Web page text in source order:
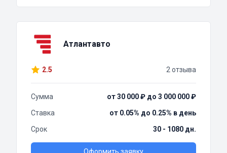
Атлантавто
2.5 2 отзыва
Сумма
от 30 000 ₽ до 3 000 000 ₽
Ставка
от 0.05% до 0.25% в день
Срок
30 - 1080 дн.